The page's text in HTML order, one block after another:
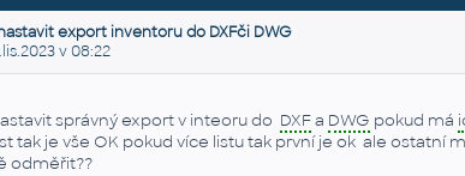
export inventoru do DXFči DWG
v 08:22
správný export v inteoru do DXFa DWG pokud má
tak je vše OK pokud více listu tak první je ok ale ostatní
odměřit??